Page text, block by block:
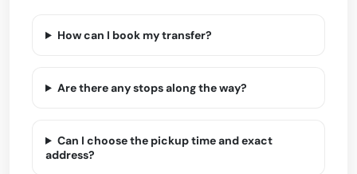
How can I book my transfer?
Are there any stops along the way?
Can I choose the pickup time and exact
address?